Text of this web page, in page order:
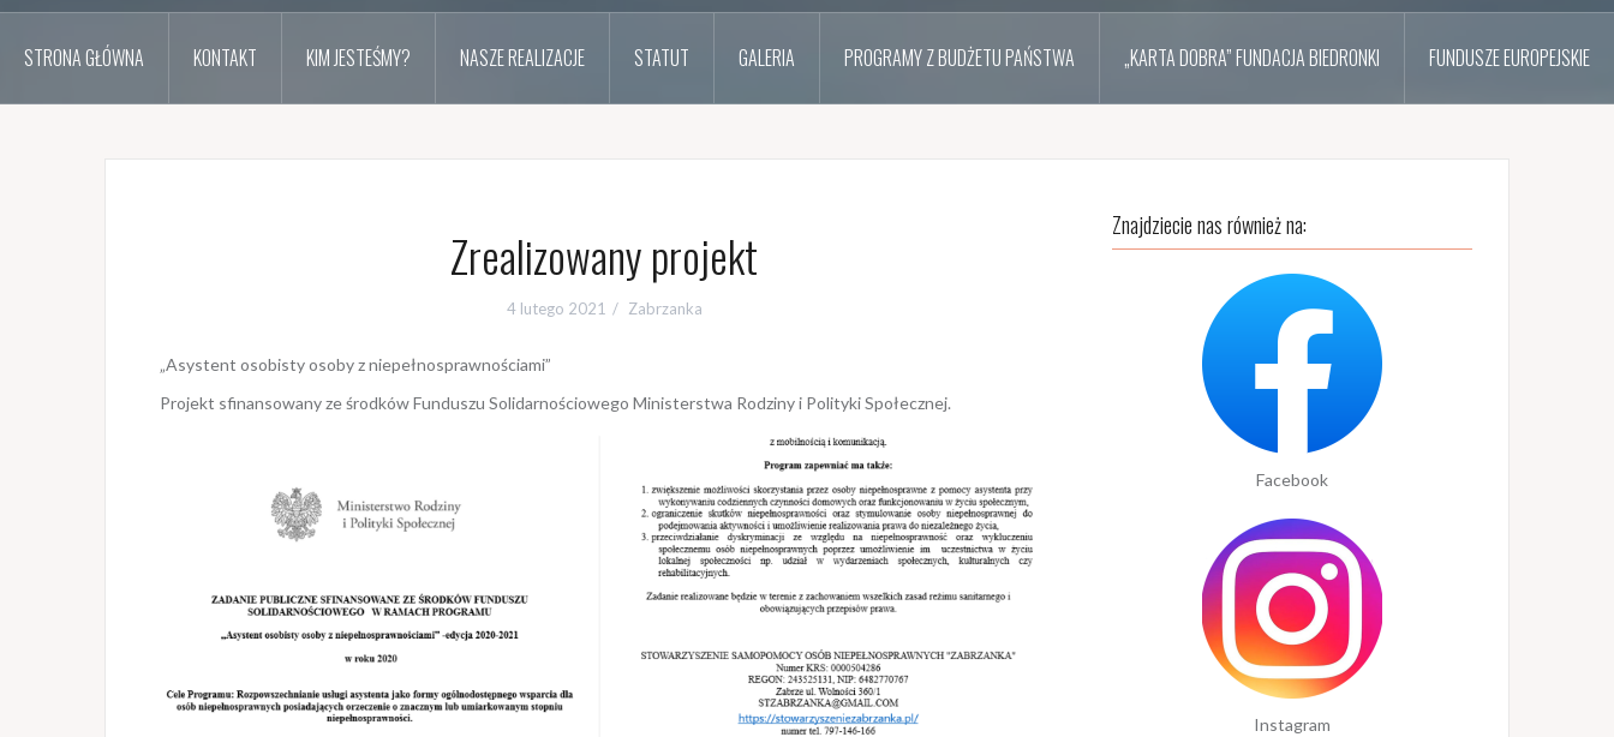
STRONA GŁÓWNA KONTAKT KIM JESTEŚMY? NASZE REALIZACJE STATUT GALERIA PROGRAMY Z BUDŻETU PAŃSTWA „KARTA DOBRA” FUNDACJA BIEDRONKI FUNDUSZE EUROPEJSKIE
Zrealizowany projekt
4 lutego 2021 Zabrzanka
„Asystent osobisty osoby z niepełnosprawnościami”
Projekt sfinansowany ze środków Funduszu Solidarnościowego Ministerstwa Rodziny i Polityki Społecznej.
Znajdziecie nas również na:
Facebook
Instagram